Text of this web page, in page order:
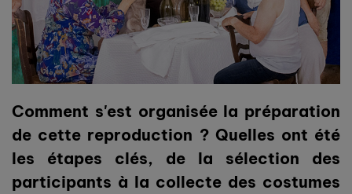
Comment s'est organisée la préparation
de cette reproduction ? Quelles ont été
les étapes clés, de la sélection des
participants à la collecte des costumes